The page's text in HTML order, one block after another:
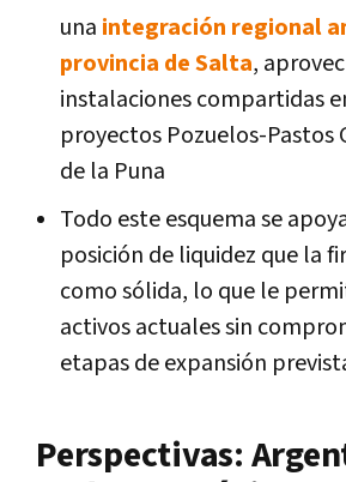
una integración regional
provincia de Salta,
instalaciones compartidas
proyectos Pozuelos-Pastos
de la Puna
Todo este esquema se
posición de liquidez que la
como sólida, lo que le
activos actuales sin
etapas de expansión
Perspectivas: